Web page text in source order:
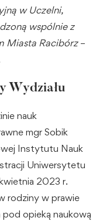
w Uczelni,
wspólnie z
Miasta Racibórz –
Wydziału
nauk
mgr Sobik
Instytutu Nauk
Uniwersytetu
2023 r.
rodziny w prawie
pod opieką naukową